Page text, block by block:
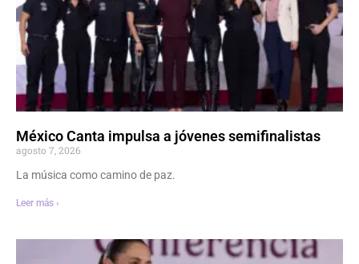
México Canta impulsa a jóvenes semifinalistas
agosto 7, 2026
La música como camino de paz.
Leer más ›